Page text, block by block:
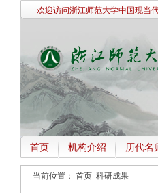
欢迎访问浙江师范大学中国现当
首页 机构介绍 历代名
当前位置： 首页 科研成果